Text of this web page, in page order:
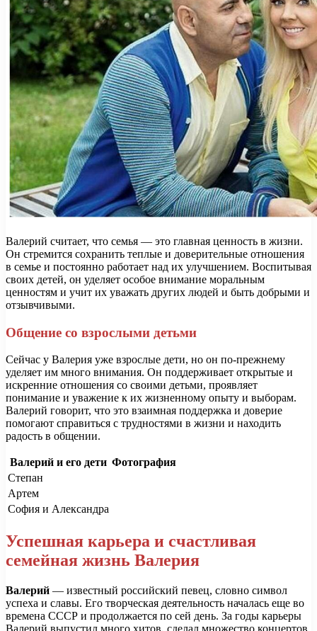
Валерий считает, что семья — это главная ценность в жизни.
Он стремится сохранить теплые и доверительные отношения
в семье и постоянно работает над их улучшением. Воспитывая
своих детей, он уделяет особое внимание моральным
ценностям и учит их уважать других людей и быть добрыми и
отзывчивыми.
Общение со взрослыми детьми
Сейчас у Валерия уже взрослые дети, но он по-прежнему
уделяет им много внимания. Он поддерживает открытые и
искренние отношения со своими детьми, проявляет
понимание и уважение к их жизненному опыту и выборам.
Валерий говорит, что это взаимная поддержка и доверие
помогают справиться с трудностями в жизни и находить
радость в общении.
Валерий и его дети Фотография
Степан
Артем
София и Александра
Успешная карьера и счастливая
семейная жизнь Валерия
Валерий — известный российский певец, словно символ
успеха и славы. Его творческая деятельность началась еще во
времена СССР и продолжается по сей день. За годы карьеры
Валерий выпустил много хитов, сделал множество концертов